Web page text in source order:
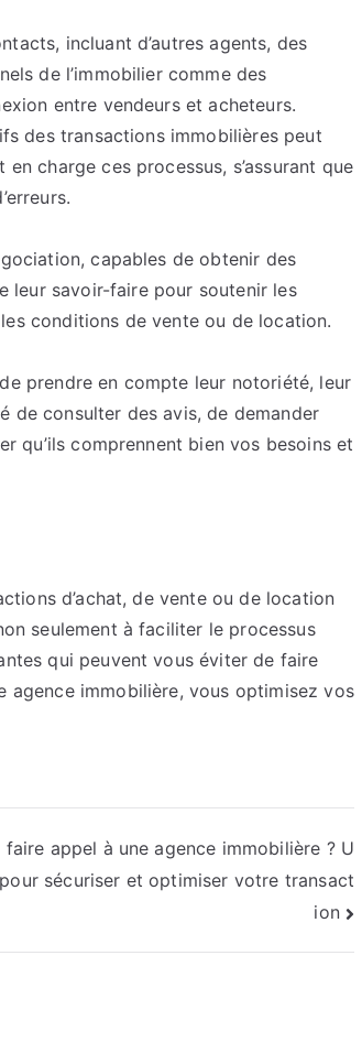
incluant d’autres agents, des
de l’immobilier comme des
entre vendeurs et acheteurs.
des transactions immobilières peut
charge ces processus, s’assurant que
capables de obtenir des
leur savoir-faire pour soutenir les
conditions de vente ou de location.
prendre en compte leur notoriété, leur
de consulter des avis, de demander
qu’ils comprennent bien vos besoins et
d’achat, de vente ou de location
seulement à faciliter le processus
qui peuvent vous éviter de faire
agence immobilière, vous optimisez vos
faire appel à une agence immobilière ? U
sécuriser et optimiser votre transact
ion